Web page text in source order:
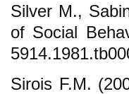
Silver M.,
of Social
Sirois F.M.